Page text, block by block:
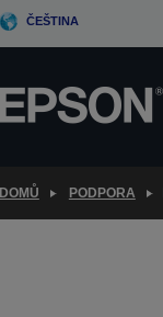
ČEŠTINA
DOMŮ PODPORA